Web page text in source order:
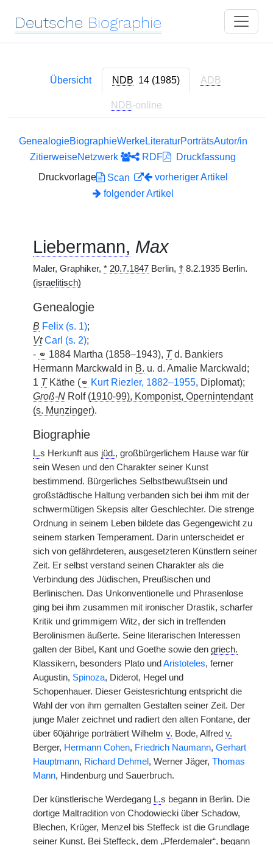
Deutsche Biographie
Übersicht NDB 14 (1985) ADB
NDB-online
GenealogieBiographieWerkeLiteraturPorträtsAutor/in
ZitierweiseNetzwerk RDF
Druckfassung
Druckvorlage
Scan
vorheriger Artikel
folgender Artikel
Liebermann, Max
Maler, Graphiker, * 20.7.1847 Berlin, † 8.2.1935 Berlin.
(israelitisch)
Genealogie
B Felix (s. 1);
Vt Carl (s. 2);
- ⚭ 1884 Martha (1858–1943), Td. Bankiers
Hermann Marckwald in B. u. d. Amalie Marckwald;
1 TKäthe (⚭ Kurt Riezler, 1882–1955, Diplomat);
Groß-N Rolf (1910-99), Komponist, Opernintendant
(s. Munzinger).
Biographie
L.s Herkunft aus jüd., großbürgerlichem Hause war für
sein Wesen und den Charakter seiner Kunst
bestimmend. Bürgerliches Selbstbewußtsein und
großstädtische Haltung verbanden sich bei ihm mit der
schwermütigen Skepsis alter Geschlechter. Die strenge
Ordnung in seinem Leben bildete das Gegengewicht zu
seinem starken Temperament. Darin unterscheidet er
sich von gefährdeteren, ausgesetzteren Künstlern seiner
Zeit. Er selbst verstand seinen Charakter als die
Verbindung des Jüdischen, Preußischen und
Berlinischen. Das Unkonventionelle und Phrasenlose
ging bei ihm zusammen mit ironischer Drastik, scharfer
Kritik und grimmigem Witz, der sich in treffenden
Berolinismen äußerte. Seine literarischen Interessen
galten der Bibel, Kant und Goethe sowie den griech.
Klassikern, besonders Plato und Aristoteles, ferner
Augustin, Spinoza, Diderot, Hegel und
Schopenhauer. Dieser Geistesrichtung entspricht die
Wahl der von ihm gemalten Gestalten seiner Zeit. Der
junge Maler zeichnet und radiert den alten Fontane, der
über 60jährige porträtiert Wilhelm v. Bode, Alfred v.
Berger, Hermann Cohen, Friedrich Naumann, Gerhart
Hauptmann, Richard Dehmel , Werner Jäger, Thomas
Mann, Hindenburg und Sauerbruch.
Der künstlerische Werdegang L.s begann in Berlin. Die
dortige Maltradition von Chodowiecki über Schadow,
Blechen, Krüger, Menzel bis Steffeck ist die Grundlage
seiner Kunst. Bei Steffeck, dem „Pferdemaler“, begann